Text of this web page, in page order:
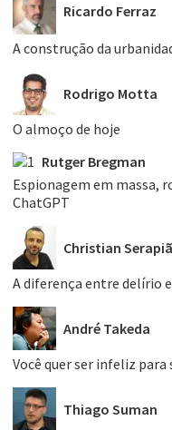
Ricardo Ferraz
A construção da
Rodrigo Motta
O almoço de hoje
Rutger Bregman
Espionagem em massa,
ChatGPT
Christian
A diferença entre delírio
André Takeda
Você quer ser infeliz para
Thiago Suman